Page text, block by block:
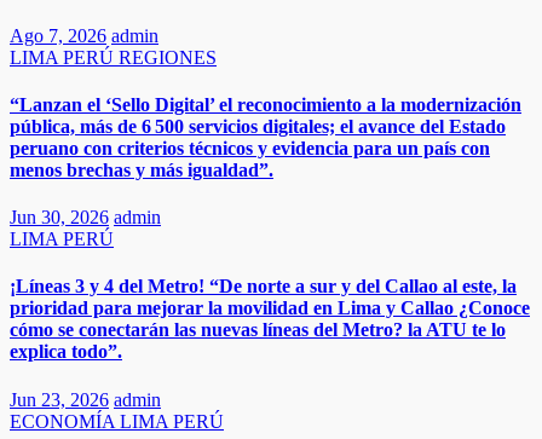
Ago 7, 2026 admin
LIMA PERÚ REGIONES
“Lanzan el ‘Sello Digital’ el reconocimiento a la modernización
pública, más de 6 500 servicios digitales; el avance del Estado
peruano con criterios técnicos y evidencia para un país con
menos brechas y más igualdad”.
Jun 30, 2026 admin
LIMA PERÚ
¡Líneas 3 y 4 del Metro! “De norte a sur y del Callao al este, la
prioridad para mejorar la movilidad en Lima y Callao ¿Conoce
cómo se conectarán las nuevas líneas del Metro? la ATU te lo
explica todo”.
Jun 23, 2026 admin
ECONOMÍA LIMA PERÚ